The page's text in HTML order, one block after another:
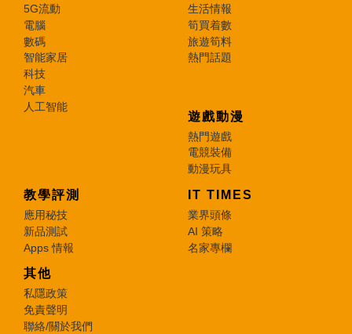
5G流動
電腦
數碼
智能家居
科技
汽車
人工智能
生活情報
筍買着數
旅遊筍料
熱門話題
遊戲動漫
熱門遊戲
電競裝備
動漫玩具
教學評測
應用秘技
新品測試
Apps 情報
IT TIMES
業界頭條
AI 策略
名家專欄
其他
私隱政策
免責聲明
聯絡/關於我們